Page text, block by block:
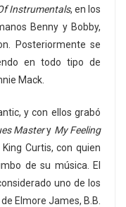
Instrumentals, en los
Benny y Bobby,
Posteriormente se
en todo tipo de
Mack.
y con ellos grabó
Mastery My Feeling
Curtis, con quien
de su música. El
uno de los
Elmore James, B.B.